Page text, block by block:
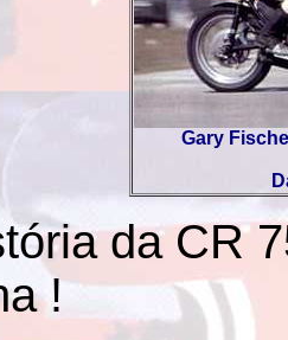
Gary
da CR
!